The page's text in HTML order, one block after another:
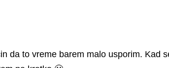
da to vreme barem malo usporim. Kad